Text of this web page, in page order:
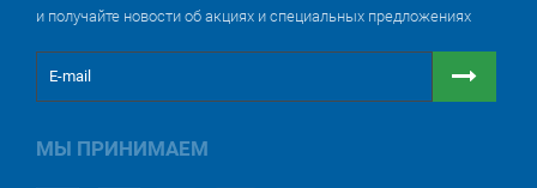
и получайте новости об акциях и специальных предложениях
МЫ ПРИНИМАЕМ